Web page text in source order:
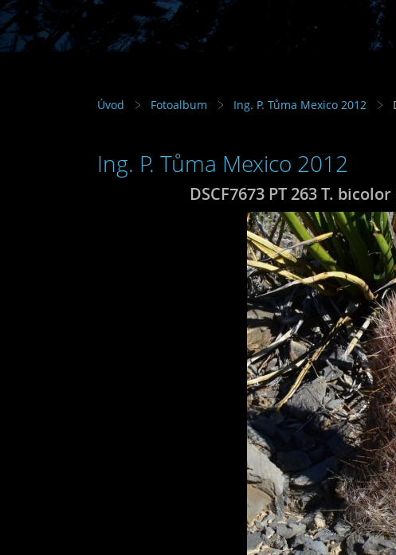
Úvod Fotoalbum Ing. P. Tůma Mexico 2012
Ing. P. Tůma Mexico 2012
DSCF7673 PT 263 T.